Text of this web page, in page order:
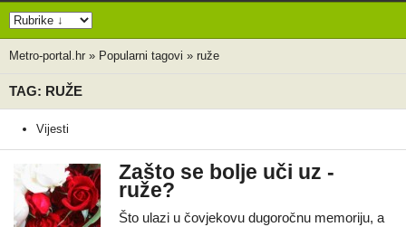
Metro-portal.hr » Popularni tagovi » ruže
TAG: RUŽE
Vijesti
Zašto se bolje uči uz -
ruže?
Što ulazi u čovjekovu dugoročnu memoriju, a